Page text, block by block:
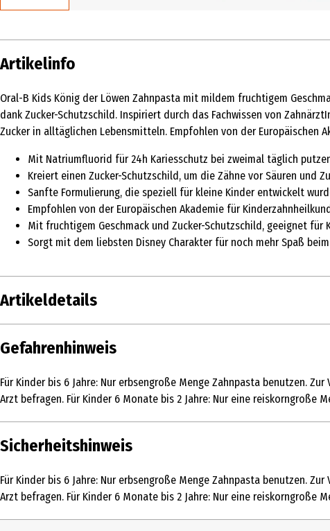
Artikelinfo
Oral-B Kids König der Löwen Zahnpasta mit mildem fruchtigem
dank Zucker-Schutzschild. Inspiriert durch das Fachwissen von
Zucker in alltäglichen Lebensmitteln. Empfohlen von der Europäischen
Mit Natriumfluorid für 24h Kariesschutz bei zweimal täglich
Kreiert einen Zucker-Schutzschild, um die Zähne vor Säuren und
Sanfte Formulierung, die speziell für kleine Kinder entwickelt
Empfohlen von der Europäischen Akademie für
Mit fruchtigem Geschmack und Zucker-Schutzschild, geeignet für
Sorgt mit dem liebsten Disney Charakter für noch mehr Spaß
Artikeldetails
Inhalt
Inhaltsstoffe
Ingredients: Sorbitol, Aqua, Hydrated Silica,
Fluorid den Zahnarzt oder Arzt befragen. Für
Hersteller Procter & Gamble
Gefahrenhinweis
Für Kinder bis 6 Jahre: Nur erbsengroße Menge Zahnpasta benutzen.
Arzt befragen. Für Kinder 6 Monate bis 2 Jahre: Nur eine reiskorngroße
Sicherheitshinweis
Für Kinder bis 6 Jahre: Nur erbsengroße Menge Zahnpasta benutzen.
Arzt befragen. Für Kinder 6 Monate bis 2 Jahre: Nur eine reiskorngroße